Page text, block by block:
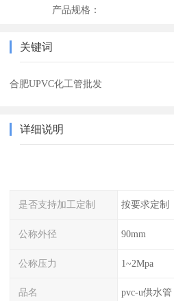
产品规格：
关键词
合肥UPVC化工管批发
详细说明
是否支持加工定制 按要求定制
公称外径 90mm
公称压力 1~2Mpa
品名 pvc-u供水管